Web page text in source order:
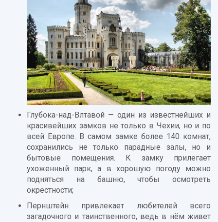
Глубока-над-Влтавой — один из известнейших и
красивейших замков не только в Чехии, но и по
всей Европе. В самом замке более 140 комнат,
сохранились не только парадные залы, но и
бытовые помещения. К замку прилегает
ухоженный парк, а в хорошую погоду можно
подняться на башню, чтобы осмотреть
окрестности;
Пернштейн привлекает любителей всего
загадочного и таинственного, ведь в нём живет